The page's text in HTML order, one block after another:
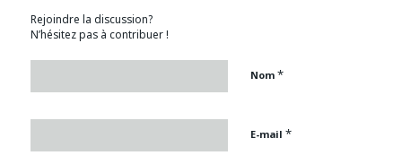
Rejoindre la discussion?
N’hésitez pas à contribuer !
Nom *
E-mail *